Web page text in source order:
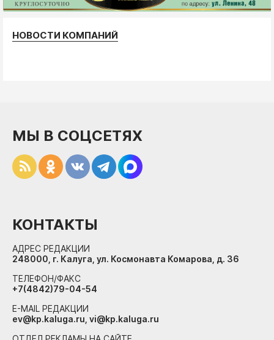
НОВОСТИ КОМПАНИЙ
МЫ В СОЦСЕТЯХ
КОНТАКТЫ
АДРЕС РЕДАКЦИИ
248000, г. Калуга, ул. Космонавта Комарова, д. 36
ТЕЛЕФОН/ФАКС
+7(4842)79-04-54
E-MAIL РЕДАКЦИИ
ev@kp.kaluga.ru, vi@kp.kaluga.ru